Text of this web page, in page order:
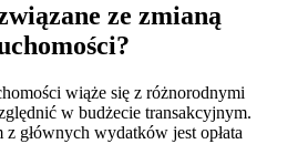
ze zmianą
wiąże się z różnorodnymi
w budżecie transakcyjnym.
głównych wydatków jest opłata